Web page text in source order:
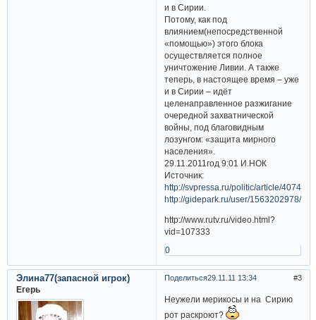
и в Сирии.
Потому, как под
влиянием(непосредственной
«помощью») этого блока
осуществляется полное
уничтожение Ливии. А также
теперь, в настоящее время – уже
и в Сирии – идёт
целенаправленное разжигание
очередной захватнической
войны, под благовидным
лозунгом: «защита мирного
населения».
29.11.2011год 9:01 И.НОК
Источник:
http://svpressa.ru/politic/article/40746/
http://gidepark.ru/user/1563202978/
http://www.rutv.ru/video.html?
vid=107333
0
Поделиться 3
29.11.11 13:34
Элина77(запасной игрок)
Егерь
Неужели мерикосы и на Сирию
рот раскроют?